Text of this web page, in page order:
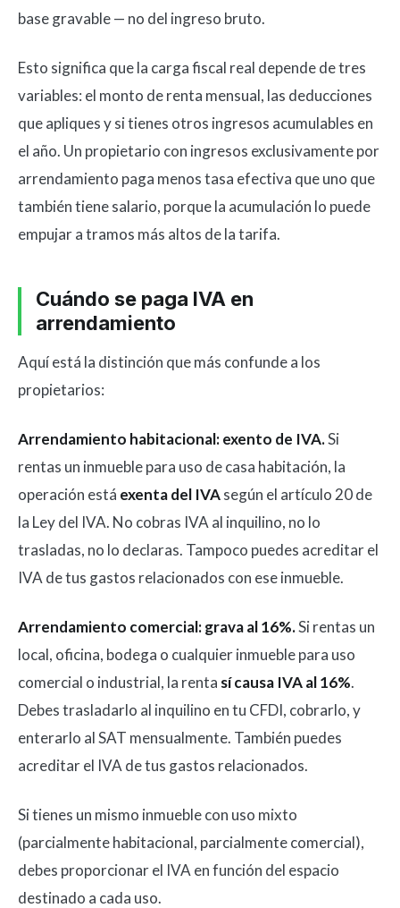
base gravable — no del ingreso bruto.
Esto significa que la carga fiscal real depende de tres
variables: el monto de renta mensual, las deducciones
que apliques y si tienes otros ingresos acumulables en
el año. Un propietario con ingresos exclusivamente por
arrendamiento paga menos tasa efectiva que uno que
también tiene salario, porque la acumulación lo puede
empujar a tramos más altos de la tarifa.
Cuándo se paga IVA en
arrendamiento
Aquí está la distinción que más confunde a los
propietarios:
Arrendamiento habitacional: exento de IVA.Si
rentas un inmueble para uso de casa habitación, la
operación está exenta del IVAsegún el artículo 20 de
la Ley del IVA. No cobras IVA al inquilino, no lo
trasladas, no lo declaras. Tampoco puedes acreditar el
IVA de tus gastos relacionados con ese inmueble.
Arrendamiento comercial: grava al 16%.Si rentas un
local, oficina, bodega o cualquier inmueble para uso
comercial o industrial, la renta sí causa IVA al 16%.
Debes trasladarlo al inquilino en tu CFDI, cobrarlo, y
enterarlo al SAT mensualmente. También puedes
acreditar el IVA de tus gastos relacionados.
Si tienes un mismo inmueble con uso mixto
(parcialmente habitacional, parcialmente comercial),
debes proporcionar el IVA en función del espacio
destinado a cada uso.